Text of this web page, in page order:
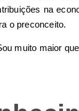
na
o preconceito.
muito maior